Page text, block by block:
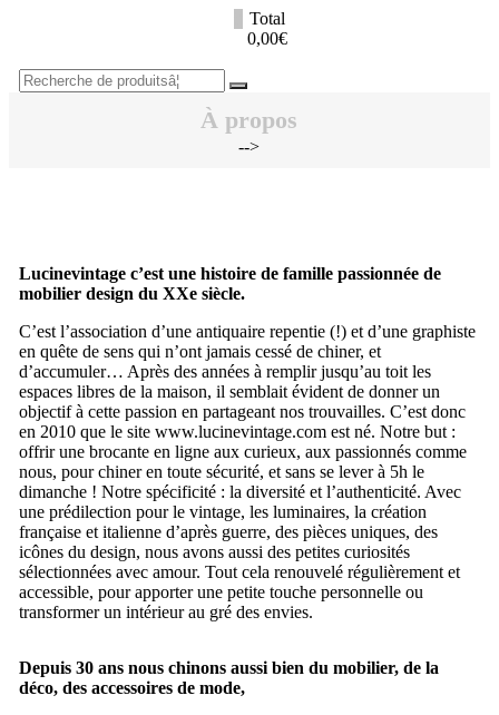
Total
0,00€
Recherche
pourÂ :
À propos
-->
Lucinevintage c’est une histoire de famille passionnée de
mobilier design du XXe siècle.
C’est l’association d’une antiquaire repentie (!) et d’une graphiste
en quête de sens qui n’ont jamais cessé de chiner, et
d’accumuler… Après des années à remplir jusqu’au toit les
espaces libres de la maison, il semblait évident de donner un
objectif à cette passion en partageant nos trouvailles. C’est donc
en 2010 que le site www.lucinevintage.com est né. Notre but :
offrir une brocante en ligne aux curieux, aux passionnés comme
nous, pour chiner en toute sécurité, et sans se lever à 5h le
dimanche ! Notre spécificité : la diversité et l’authenticité. Avec
une prédilection pour le vintage, les luminaires, la création
française et italienne d’après guerre, des pièces uniques, des
icônes du design, nous avons aussi des petites curiosités
sélectionnées avec amour. Tout cela renouvelé régulièrement et
accessible, pour apporter une petite touche personnelle ou
transformer un intérieur au gré des envies.
Depuis 30 ans nous chinons aussi bien du mobilier, de la
déco, des accessoires de mode,